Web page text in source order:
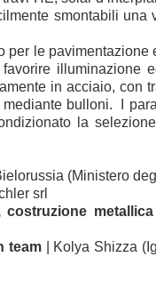
smontabili una
per le pavimentazione
illuminazione
in acciaio, con
bulloni. I
la
(Ministero
srl
costruzione
team| Kolya Shizza